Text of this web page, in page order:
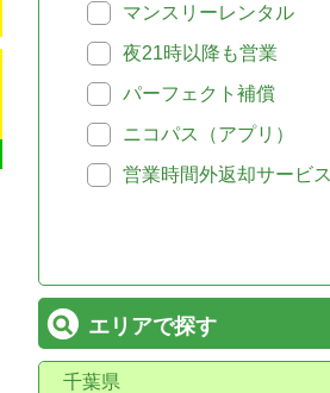
マンスリーレンタル
夜21時以降も営業
パーフェクト補償
ニコパス（アプリ）
営業時間外返却サービス
エリアで探す
千葉県